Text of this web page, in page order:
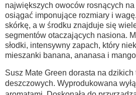
największych owoców rosnących
osiągać imponujące rozmiary i
skórkę, a w środku znajduje się
segmentów otaczających nasiona.
słodki, intensywny zapach, który
mieszanki banana, ananasa i
Susz Mate Green dorasta na
deszczowych. Wyprodukowana